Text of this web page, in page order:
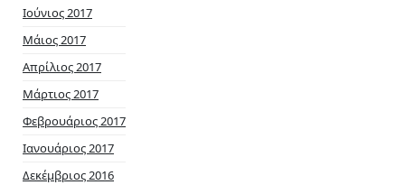
Ιούνιος 2017
Μάιος 2017
Απρίλιος 2017
Μάρτιος 2017
Φεβρουάριος 2017
Ιανουάριος 2017
Δεκέμβριος 2016